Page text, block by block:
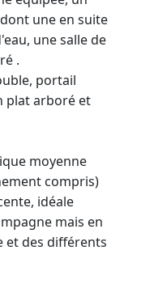
une en suite
une salle de
.
portail
plat arboré et
moyenne
compris)
idéale
mais en
et des différents